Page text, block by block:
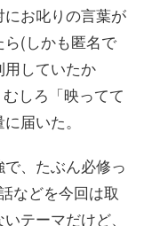
お叱りの言葉が
(しかも匿名で
していたか
しろ「映ってて
届いた。
、たぶん必修っ
などを今回は取
テーマだけど、